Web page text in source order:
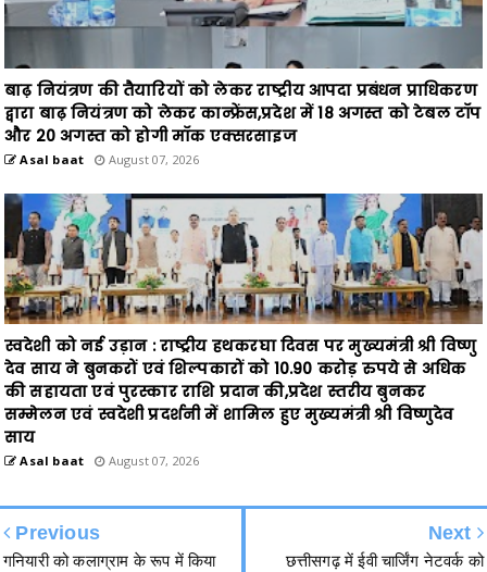
बाढ़ नियंत्रण की तैयारियों को लेकर राष्ट्रीय आपदा प्रबंधन प्राधिकरण
द्वारा बाढ़ नियंत्रण को लेकर कान्फ्रेंस,प्रदेश में 18 अगस्त को टेबल टॉप
और 20 अगस्त को होगी मॉक एक्सरसाइज
Asal baat August 07, 2026
स्वदेशी को नई उड़ान : राष्ट्रीय हथकरघा दिवस पर मुख्यमंत्री श्री विष्णु
देव साय ने बुनकरों एवं शिल्पकारों को 10.90 करोड़ रुपये से अधिक
की सहायता एवं पुरस्कार राशि प्रदान की,प्रदेश स्तरीय बुनकर
सम्मेलन एवं स्वदेशी प्रदर्शनी में शामिल हुए मुख्यमंत्री श्री विष्णुदेव
साय
Asal baat August 07, 2026
Previous
गनियारी को कलाग्राम के रूप में किया
Next
छत्तीसगढ़ में ईवी चार्जिंग नेटवर्क को